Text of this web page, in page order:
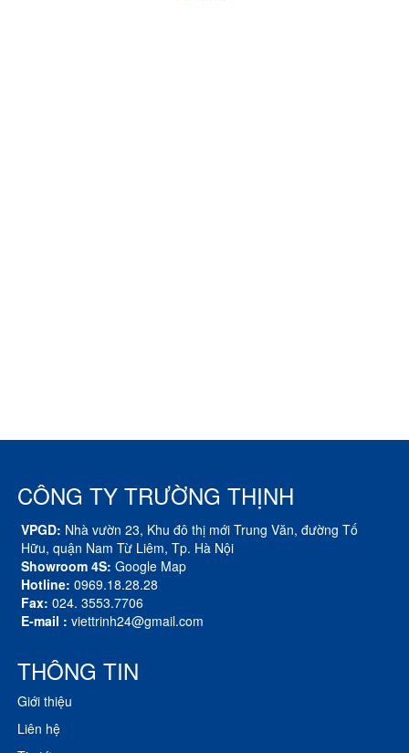
CÔNG TY TRƯỜNG THỊNH
VPGD: Nhà vườn 23, Khu đô thị mới Trung Văn, đường Tố
Hữu, quận Nam Từ Liêm, Tp. Hà Nội
Showroom 4S: Google Map
Hotline: 0969.18.28.28
Fax: 024. 3553.7706
E-mail : viettrinh24@gmail.com
THÔNG TIN
Giới thiệu
Liên hệ